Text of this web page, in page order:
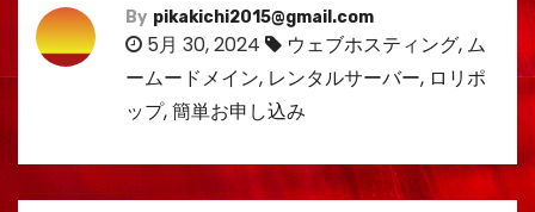
By pikakichi2015@gmail.com
5月 30, 2024 ウェブホスティング, ム
ームードメイン, レンタルサーバー, ロリポ
ップ,簡単お申し込み